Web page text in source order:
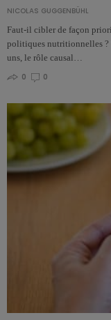
NICOLAS GUGGENBÜHL
Faut-il cibler de façon
politiques nutritionnelles ?
uns, le rôle causal…
0
0